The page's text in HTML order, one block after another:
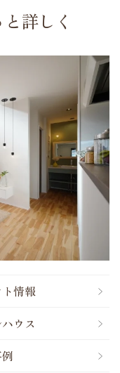
詳しく
情報
ウス